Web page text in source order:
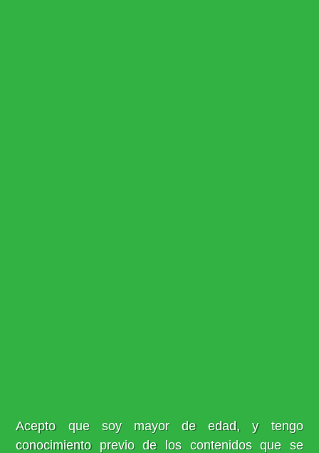
Acepto que soy mayor de edad, y tengo
conocimiento previo de los contenidos que se